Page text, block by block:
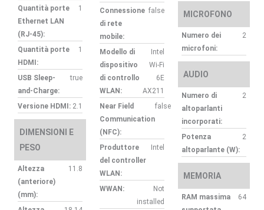
Quantità porte
Ethernet LAN
(RJ-45):
1
Quantità porte
HDMI:
1
USB Sleep-
and-Charge:
true
Versione HDMI: 2.1
DIMENSIONI E
PESO
Altezza
(anteriore)
(mm):
11.8
Connessione
di rete
mobile:
false
Modello di
dispositivo
di controllo
WLAN:
Intel
Wi-Fi
6E
AX211
Near Field
Communication
(NFC):
false
Produttore
del controller
WLAN:
Intel
WWAN:
Not
installed
MICROFONO
Numero dei
microfoni:
2
AUDIO
Numero di
altoparlanti
incorporati:
2
Potenza
altoparlante (W):
2
MEMORIA
RAM massima
64